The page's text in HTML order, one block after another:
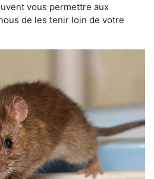
vous permettre aux
de les tenir loin de votre